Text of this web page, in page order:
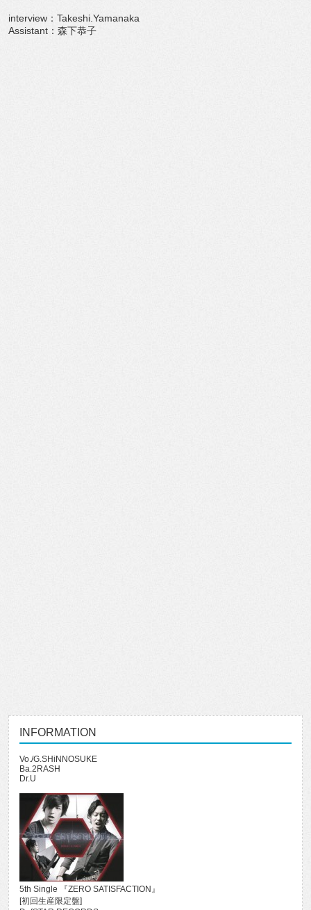
interview：Takeshi.Yamanaka
Assistant：森下恭子
INFORMATION
Vo./G.SHiNNOSUKE
Ba.2RASH
Dr.U
5th Single 『ZERO SATISFACTION』
[初回生産限定盤]